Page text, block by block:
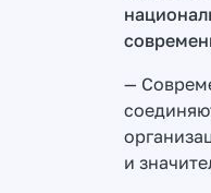
—
и